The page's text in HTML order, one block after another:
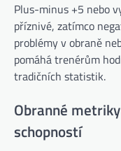
Plus-minus +5 nebo
příznivé, zatímco
problémy v obraně
pomáhá trenérům
tradičních statistik.
Obranné
schopností